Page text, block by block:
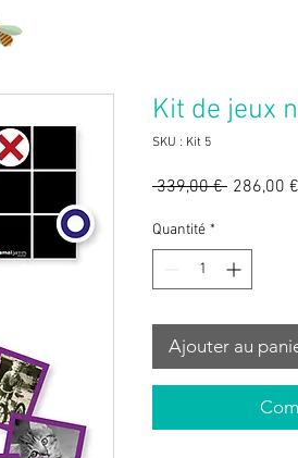
Kit de jeux
SKU : Kit 5
339,00 € Prix
286,00 €
Quantité *
Ajouter au